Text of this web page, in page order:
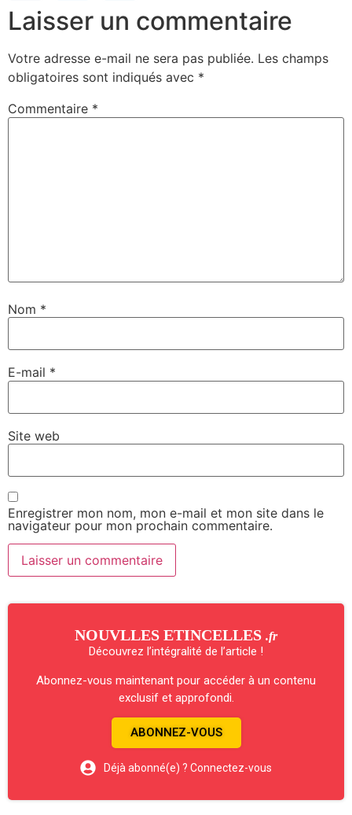
Laisser un commentaire
Votre adresse e-mail ne sera pas publiée. Les champs
obligatoires sont indiqués avec *
Commentaire *
Nom *
E-mail *
Site web
Enregistrer mon nom, mon e-mail et mon site dans le
navigateur pour mon prochain commentaire.
NOUVLLES ETINCELLES .fr
Découvrez l’intégralité de l’article !
Abonnez-vous maintenant pour accéder à un contenu
exclusif et approfondi.
ABONNEZ-VOUS
Déjà abonné(e) ? Connectez-vous